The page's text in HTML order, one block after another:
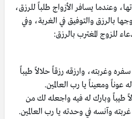
وعندما يسافر الأزواج طلباً للرزق،
بالرزق والتوفيق في الغربة، وفي
للزوج المغترب بالرزق:
وغربته، وارزقه رزقاً حلالاً طيباً
عوناً ومعيناً يا رب العالمين.
طيباً وبارك له فيه واجعله لك من
وآنسه في وحدته يا رب العالمين.